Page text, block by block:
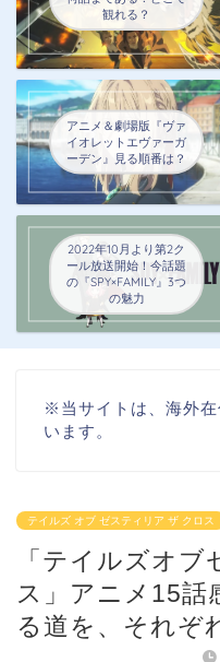
観れる？
アニメ＆劇場版『ヴァ
イオレットエヴァーガ
ーデン』見る順番は？
2022年10月より第2ク
ール放送開始！今話題
の『SPY×FAMILY』3つ
の魅力
※当サイトは、海外
います。
テイルズ オブ ゼスティリア ザ クロス
「テイルズオ
ス」アニメ15話
る道を、それぞ